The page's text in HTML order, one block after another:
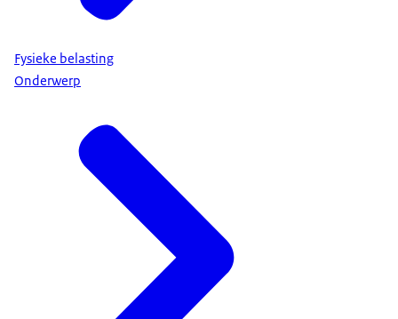
Fysieke belasting
Onderwerp